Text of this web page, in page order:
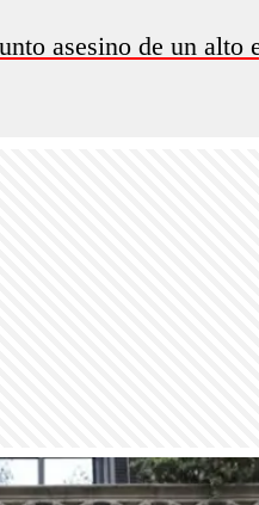
asesino de un alto